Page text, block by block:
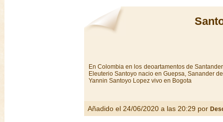
En Colombia en los deoartamentos de
Eleuterio Santoyo nacio en Guepsa, Sanander
Yannin Santoyo Lopez vivo en Bogota
Añadido el 24/06/2020 a las 20:29 por